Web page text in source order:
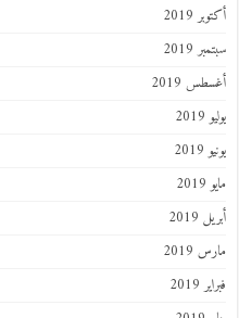
أكتوبر 2019
سبتمبر 2019
أغسطس 2019
يوليو 2019
يونيو 2019
مايو 2019
أبريل 2019
مارس 2019
فبراير 2019